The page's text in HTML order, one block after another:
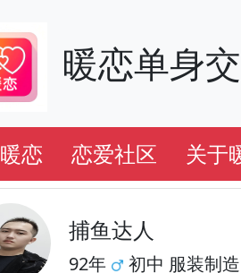
暖恋单身
暖恋 恋爱社区 关于
捕鱼达人
92年
初中 服装制造